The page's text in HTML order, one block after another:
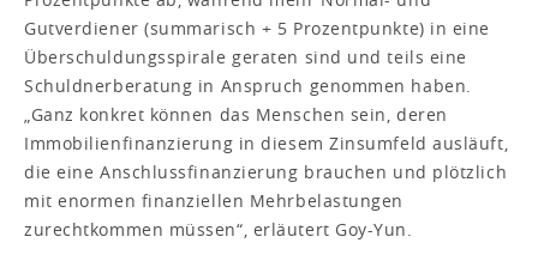
Gutverdiener (summarisch + 5 Prozentpunkte) in eine
Überschuldungsspirale geraten sind und teils eine
Schuldnerberatung in Anspruch genommen haben.
„Ganz konkret können das Menschen sein, deren
Immobilienfinanzierung in diesem Zinsumfeld ausläuft,
die eine Anschlussfinanzierung brauchen und plötzlich
mit enormen finanziellen Mehrbelastungen
zurechtkommen müssen“, erläutert Goy-Yun.